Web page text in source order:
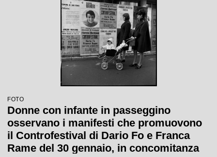
FOTO
Donne con infante in passeggino
osservano i manifesti che promuovono
il Controfestival di Dario Fo e Franca
Rame del 30 gennaio, in concomitanza